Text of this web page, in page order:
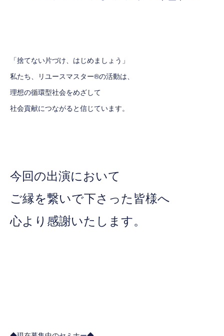
「捨てない片づけ、はじめましょう」
私たち、
リユースマスター®の活動は、
理想の循環型社会をめざして
社会貢献につながると信じています。
今回の出演において
ご縁を繋いで下さった皆様へ
心より感謝いたします。